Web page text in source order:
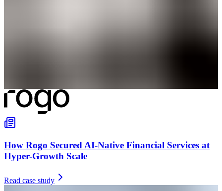
How Rogo Secured AI-Native Financial Services at
Hyper-Growth Scale
Read case study